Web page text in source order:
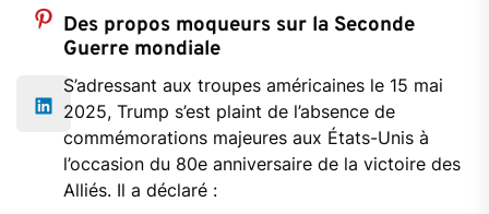
Des propos moqueurs sur la Seconde
Guerre mondiale
S’adressant aux troupes américaines le 15 mai
2025, Trump s’est plaint de l’absence de
commémorations majeures aux États-Unis à
l’occasion du 80e anniversaire de la victoire des
Alliés. Il a déclaré :